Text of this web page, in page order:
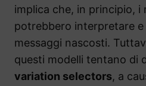
implica che, in principio, i
potrebbero interpretare
messaggi nascosti.
questi modelli tentano di
variation selectors, a